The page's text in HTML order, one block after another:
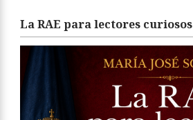
La RAE para lectores curiosos